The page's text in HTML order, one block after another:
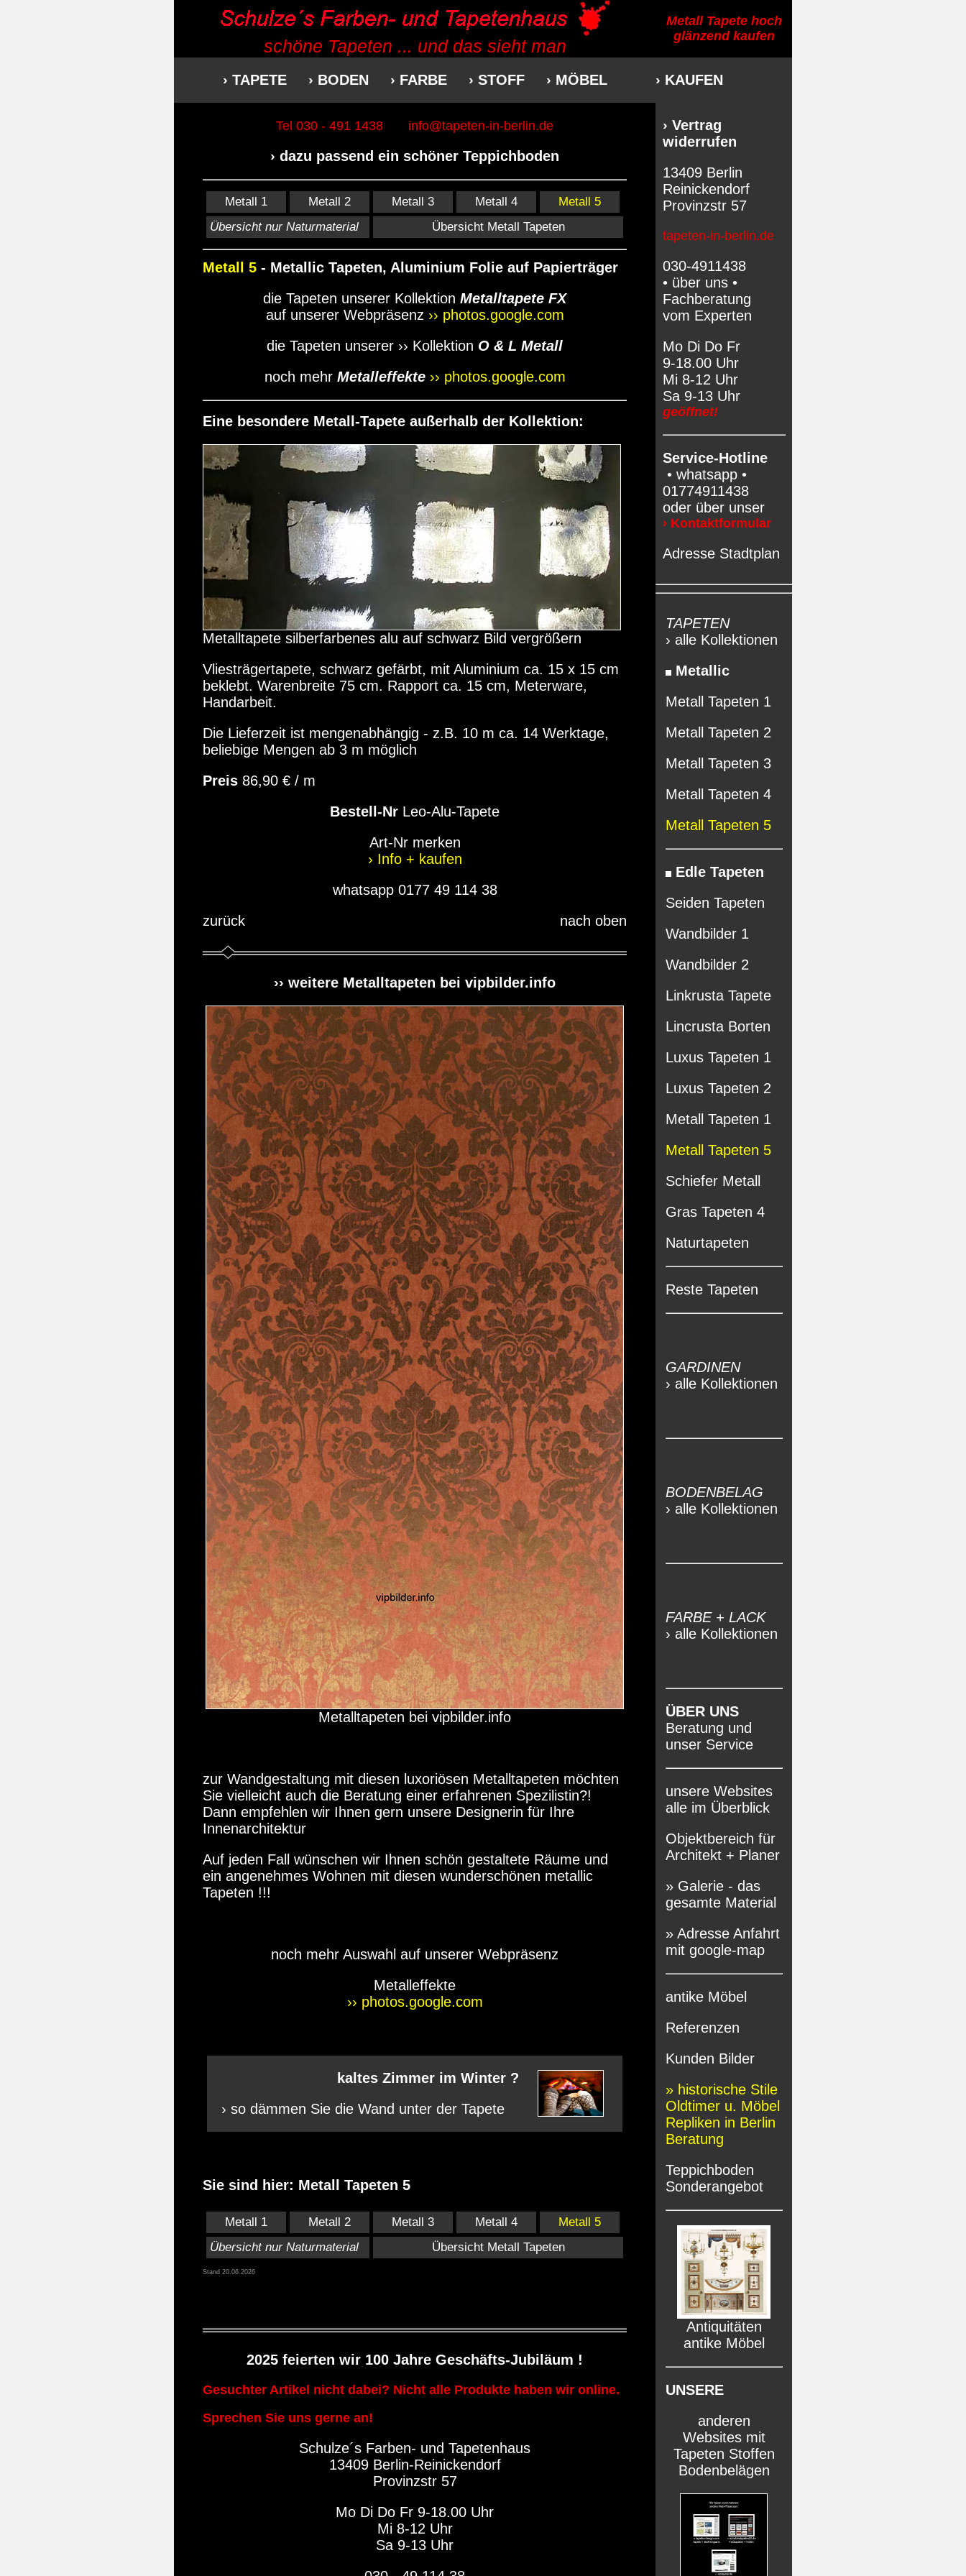
schöne Tapeten ... und das sieht man
Metall Tapete hoch
glänzend kaufen
› TAPETE › BODEN › FARBE › STOFF › MÖBEL › KAUFEN
Tel 030 - 491 1438 info@tapeten-in-berlin.de
› dazu passend ein schöner Teppichboden
Metall 1 Metall 2 Metall 3 Metall 4
Metall 5
Übersicht nur Naturmaterial
Übersicht Metall Tapeten
Metall 5 - Metallic Tapeten, Aluminium Folie auf Papierträger
die Tapeten unserer Kollektion Metalltapete FX
auf unserer Webpräsenz ›› photos.google.com
die Tapeten unserer ›› Kollektion O & L Metall
noch mehr Metalleffekte ›› photos.google.com
Eine besondere Metall-Tapete außerhalb der Kollektion:
Metalltapete silberfarbenes alu auf schwarz Bild vergrößern
Vliesträgertapete, schwarz gefärbt, mit Aluminium ca. 15 x 15 cm
beklebt. Warenbreite 75 cm. Rapport ca. 15 cm, Meterware,
Handarbeit.
Die Lieferzeit ist mengenabhängig - z.B. 10 m ca. 14 Werktage,
beliebige Mengen ab 3 m möglich
Preis 86,90 € / m
Bestell-Nr Leo-Alu-Tapete
Art-Nr merken
› Info + kaufen
whatsapp 0177 49 114 38
zurück
nach oben
›› weitere Metalltapeten bei vipbilder.info
Metalltapeten bei vipbilder.info
zur Wandgestaltung mit diesen luxoriösen Metalltapeten möchten
Sie vielleicht auch die Beratung einer erfahrenen Spezilistin?!
Dann empfehlen wir Ihnen gern unsere Designerin für Ihre
Innenarchitektur
Auf jeden Fall wünschen wir Ihnen schön gestaltete Räume und
ein angenehmes Wohnen mit diesen wunderschönen metallic
Tapeten !!!
noch mehr Auswahl auf unserer Webpräsenz
Metalleffekte
›› photos.google.com
kaltes Zimmer im Winter ?
› so dämmen Sie die Wand unter der Tapete
Sie sind hier: Metall Tapeten 5
Metall 1 Metall 2 Metall 3 Metall 4
Metall 5
Übersicht nur Naturmaterial
Übersicht Metall Tapeten
Stand 20.06.2026
2025 feierten wir 100 Jahre Geschäfts-Jubiläum !
Gesuchter Artikel nicht dabei? Nicht alle Produkte haben wir online.
Sprechen Sie uns gerne an!
Schulze´s Farben- und Tapetenhaus
13409 Berlin-Reinickendorf
Provinzstr 57
Mo Di Do Fr 9-18.00 Uhr
Mi 8-12 Uhr
Sa 9-13 Uhr
› Vertrag
widerrufen
13409 Berlin
Reinickendorf
Provinzstr 57
tapeten-in-berlin.de
030-4911438
• über uns •
Fachberatung
vom Experten
Mo Di Do Fr
9-18.00 Uhr
Mi 8-12 Uhr
Sa 9-13 Uhr
geöffnet!
Service-Hotline
• whatsapp •
01774911438
oder über unser
› Kontaktformular
Adresse Stadtplan
TAPETEN
› alle Kollektionen
Metallic
Metall Tapeten 1
Metall Tapeten 2
Metall Tapeten 3
Metall Tapeten 4
Metall Tapeten 5
Edle Tapeten
Seiden Tapeten
Wandbilder 1
Wandbilder 2
Linkrusta Tapete
Lincrusta Borten
Luxus Tapeten 1
Luxus Tapeten 2
Metall Tapeten 1
Metall Tapeten 5
Schiefer Metall
Gras Tapeten 4
Naturtapeten
Reste Tapeten
GARDINEN
› alle Kollektionen
BODENBELAG
› alle Kollektionen
FARBE + LACK
› alle Kollektionen
ÜBER UNS
Beratung und
unser Service
unsere Websites
alle im Überblick
Objektbereich für
Architekt + Planer
» Galerie - das
gesamte Material
» Adresse Anfahrt
mit google-map
antike Möbel
Referenzen
Kunden Bilder
» historische Stile
Oldtimer u. Möbel
Repliken in Berlin
Beratung
Teppichboden
Sonderangebot
Antiquitäten
antike Möbel
UNSERE
anderen
Websites mit
Tapeten Stoffen
Bodenbelägen